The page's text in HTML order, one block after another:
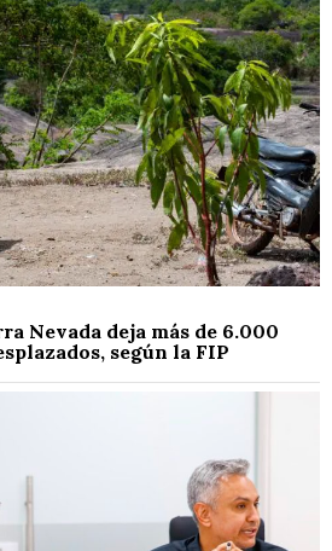
Nevada deja más de 6.000
según la FIP